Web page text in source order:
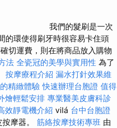
我們的髮刷是一次
的環使得刷牙時很容易卡住頭
切運費，則在將商品放入購物
法 全瓷冠的美學與實用性 為了
按摩療程介紹 漏水打針效果維
精緻體驗 快速辦理台胞證 值得
燴輕鬆安排 專業醫美皮膚科診
效靜電機介紹 vilá 台中台胞證
摩器。 筋絡按摩技術專班 由